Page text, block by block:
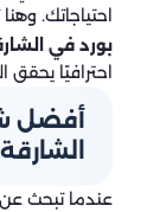
احتياجاتك.
بورد في
احترافيًا يحقق
أفضل
الشارقة
عندما تبحث